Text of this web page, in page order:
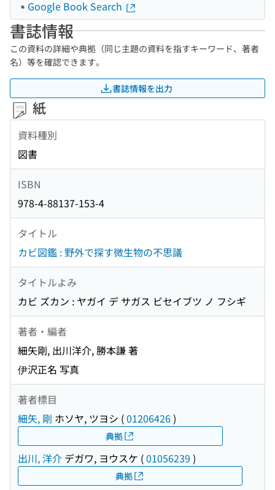
Google Book Search
書誌情報
この資料の詳細や典拠（同じ主題の資料を指すキーワード、著者
名）等を確認できます。
書誌情報を出力
紙
資料種別
図書
ISBN
978-4-88137-153-4
タイトル
カビ図鑑 : 野外で探す微生物の不思議
タイトルよみ
カビ ズカン : ヤガイ デ サガス ビセイブツ ノ フシギ
著者・編者
細矢剛, 出川洋介, 勝本謙 著
伊沢正名 写真
著者標目
細矢, 剛 ホソヤ, ツヨシ (01206426)
典拠
出川, 洋介 デガワ, ヨウスケ (01056239 )
典拠